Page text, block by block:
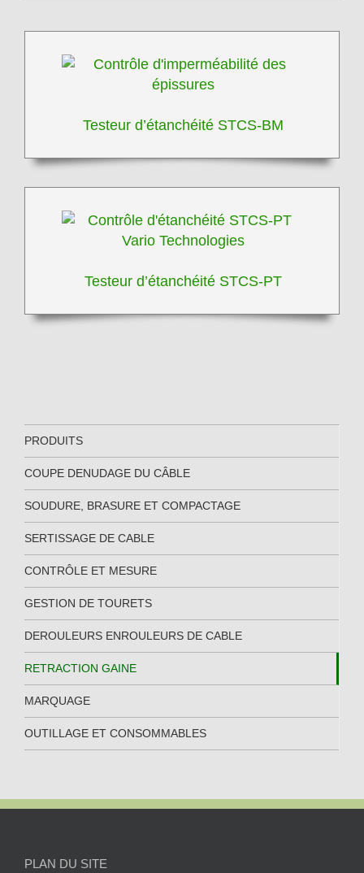
Testeur d’étanchéité STCS-BM
Testeur d’étanchéité STCS-PT
PRODUITS
COUPE DENUDAGE DU CÂBLE
SOUDURE, BRASURE ET COMPACTAGE
SERTISSAGE DE CABLE
CONTRÔLE ET MESURE
GESTION DE TOURETS
DEROULEURS ENROULEURS DE CABLE
RETRACTION GAINE
MARQUAGE
OUTILLAGE ET CONSOMMABLES
PLAN DU SITE